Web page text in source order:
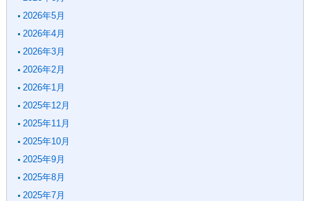
2026年5月
2026年4月
2026年3月
2026年2月
2026年1月
2025年12月
2025年11月
2025年10月
2025年9月
2025年8月
2025年7月